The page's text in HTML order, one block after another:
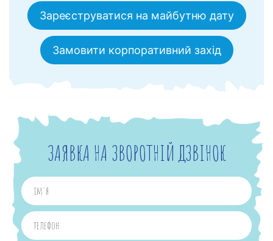
Зареєструватися на майбутню дату
Замовити корпоративний захід
ЗАЯВКА НА ЗВОРОТНІЙ ДЗВІНОК